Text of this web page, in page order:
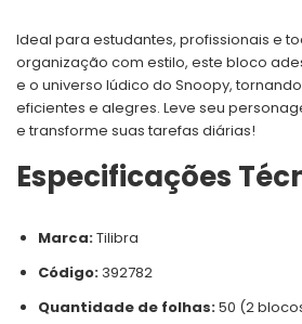
Ideal para estudantes, profissionais e
organização com estilo, este bloco
e o universo lúdico do Snoopy,
eficientes e alegres. Leve seu
e transforme suas tarefas diárias!
Especificações
Marca:Tilibra
Código: 392782
Quantidade de folhas:50 (2